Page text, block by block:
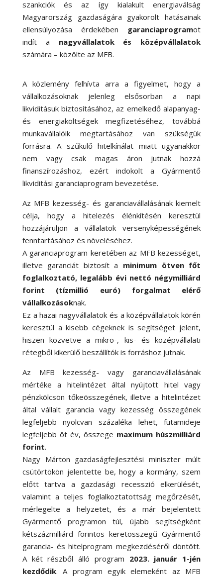
szankciók és az így kialakult energiaválság
Magyarország gazdaságára gyakorolt hatásainak
ellensúlyozása érdekében garanciaprogramot
indít a nagyvállalatok és középvállalatok
számára – közölte az MFB.
A közlemény felhívta arra a figyelmet, hogy a
vállalkozásoknak jelenleg elsősorban a napi
likviditásuk biztosításához, az emelkedő alapanyag-
és energiaköltségek megfizetéséhez, továbbá
munkavállalóik megtartásához van szükségük
forrásra. A szűkülő hitelkínálat miatt ugyanakkor
nem vagy csak magas áron jutnak hozzá
finanszírozáshoz, ezért indokolt a Gyármentő
likviditási garanciaprogram bevezetése.
Az MFB kezesség- és garanciavállalásának kiemelt
célja, hogy a hitelezés élénkítésén keresztül
hozzájáruljon a vállalatok versenyképességének
fenntartásához és növeléséhez.
A garanciaprogram keretében az MFB kezességet,
illetve garanciát biztosít a minimum ötven főt
foglalkoztató, legalább évi nettó négymilliárd
forint (tízmillió euró) forgalmat elérő
vállalkozásoknak.
Ez a hazai nagyvállalatok és a középvállalatok körén
keresztül a kisebb cégeknek is segítséget jelent,
hiszen közvetve a mikro-, kis- és középvállalati
rétegből kikerülő beszállítók is forráshoz jutnak.
Az MFB kezesség- vagy garanciavállalásának
mértéke a hitelintézet által nyújtott hitel vagy
pénzkölcsön tőkeösszegének, illetve a hitelintézet
által vállalt garancia vagy kezesség összegének
legfeljebb nyolcvan százaléka lehet, futamideje
legfeljebb öt év, összege maximum húszmilliárd
forint.
Nagy Márton gazdaságfejlesztési miniszter múlt
csütörtökön jelentette be, hogy a kormány, szem
előtt tartva a gazdasági recesszió elkerülését,
valamint a teljes foglalkoztatottság megőrzését,
mérlegelte a helyzetet, és a már bejelentett
Gyármentő programon túl, újabb segítségként
kétszázmilliárd forintos keretösszegű Gyármentő
garancia- és hitelprogram megkezdéséről döntött.
A két részből álló program 2023. január 1-jén
kezdődik. A program egyik elemeként az MFB